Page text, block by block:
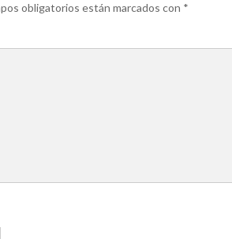
obligatorios están marcados con *